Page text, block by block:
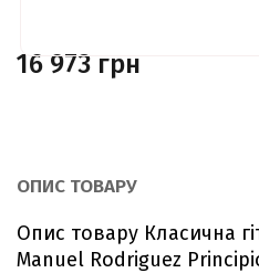
16 973 грн
ОПИС ТОВАРУ
Опис товару Класична
Manuel Rodriguez Principio